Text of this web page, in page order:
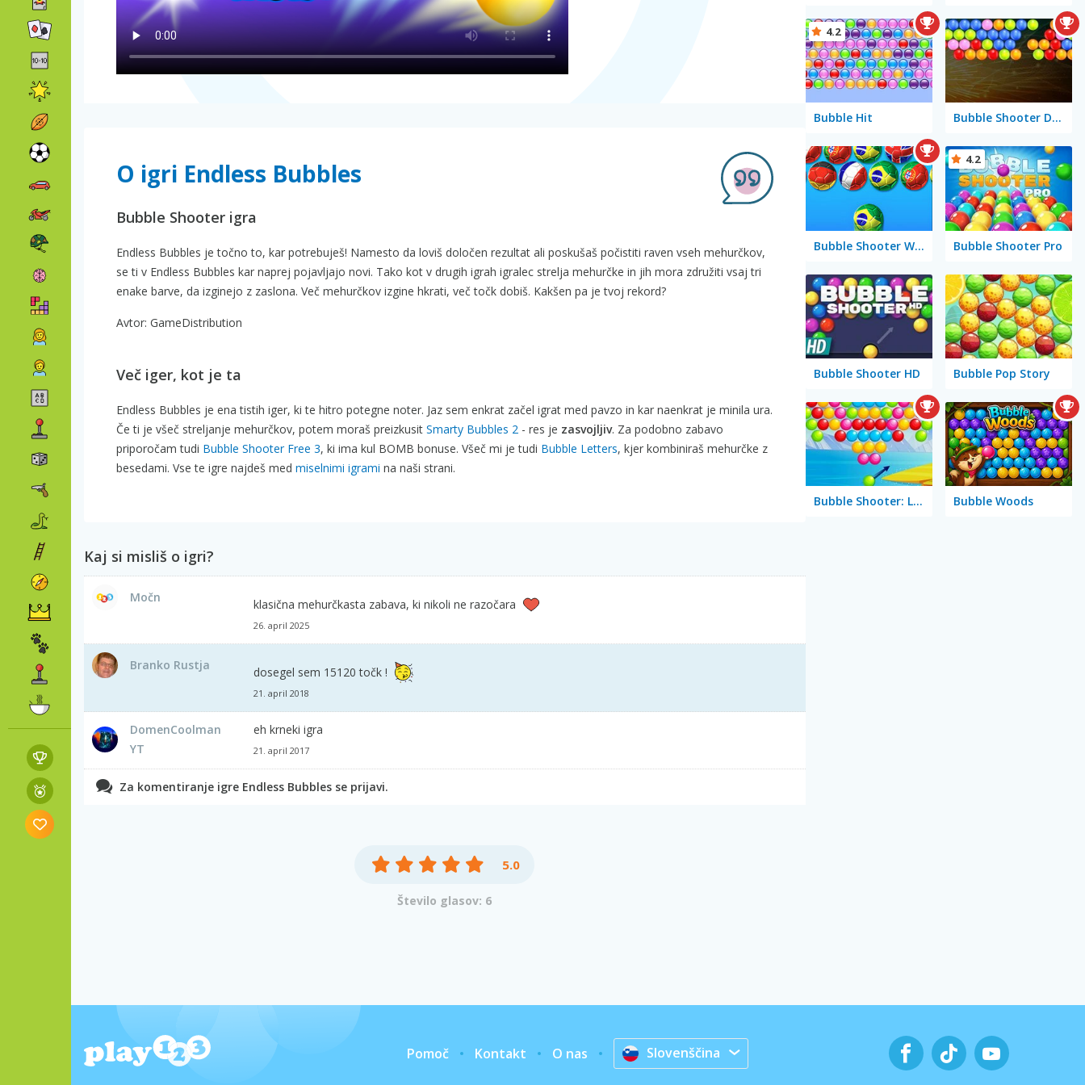
O igri Endless Bubbles
Bubble Shooter igra
Endless Bubbles je točno to, kar potrebuješ! Namesto da loviš določen rezultat ali poskušaš počistiti raven vseh mehurčkov,
se ti v Endless Bubbles kar naprej pojavljajo novi. Tako kot v drugih igrah igralec strelja mehurčke in jih mora združiti vsaj tri
enake barve, da izginejo z zaslona. Več mehurčkov izgine hkrati, več točk dobiš. Kakšen pa je tvoj rekord?
Avtor: GameDistribution
Več iger, kot je ta
Endless Bubbles je ena tistih iger, ki te hitro potegne noter. Jaz sem enkrat začel igrat med pavzo in kar naenkrat je minila ura.
Če ti je všeč streljanje mehurčkov, potem moraš preizkusit Smarty Bubbles 2 - res je zasvojljiv. Za podobno zabavo
priporočam tudi Bubble Shooter Free 3, ki ima kul BOMB bonuse. Všeč mi je tudi Bubble Letters, kjer kombiniraš mehurčke z
besedami. Vse te igre najdeš med miselnimi igrami na naši strani.
Kaj si misliš o igri?
Močn klasična mehurčkasta zabava, ki nikoli ne razočara
26. april 2025
Branko Rustja dosegel sem 15120 točk !
21. april 2018
DomenCoolman
YT
eh krneki igra
21. april 2017
Za komentiranje igre Endless Bubbles se prijavi.
5.0
Število glasov: 6
Bubble Hit
4.2
Bubble Shooter Deluxe
Bubble Shooter World Cup Bubble Shooter Pro
4.2
Bubble Shooter HD Bubble Pop Story
Bubble Shooter: Level Pack Bubble Woods
Pomoč Kontakt O nas Slovenščina